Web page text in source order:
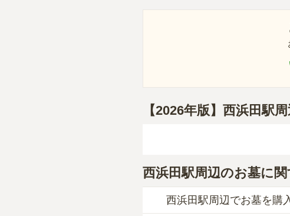
【2026年版】西浜田駅
西浜田駅周辺のお墓に
西浜田駅周辺でお墓を購